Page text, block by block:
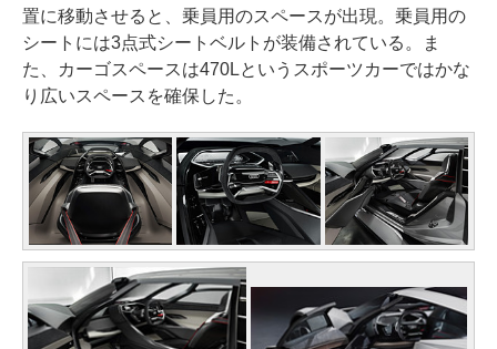
置に移動させると、乗員用のスペースが出現。乗員用の
シートには3点式シートベルトが装備されている。ま
た、カーゴスペースは470Lというスポーツカーではかな
り広いスペースを確保した。